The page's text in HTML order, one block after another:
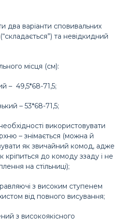
два варіанти сповивальних
та невідкидний
місця (см):
– 49,5*68-71,5;
– 53*68-71,5;
використовувати
– знімається (можна й
як звичайний комод, адже
кріпиться до комоду ззаду і не
на стільниці);
з високим ступенем
від повного висування;
з високоякісного